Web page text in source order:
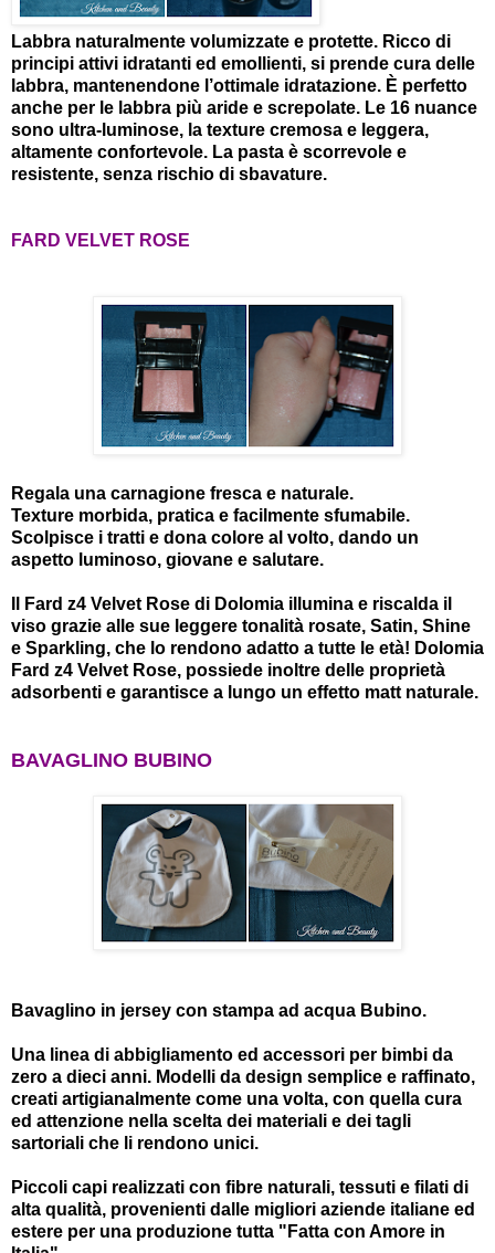
Labbra naturalmente volumizzate e protette. Ricco di
principi attivi idratanti ed emollienti, si prende cura delle
labbra, mantenendone l’ottimale idratazione. È perfetto
anche per le labbra più aride e screpolate. Le 16 nuance
sono ultra-luminose, la texture cremosa e leggera,
altamente confortevole. La pasta è scorrevole e
resistente, senza rischio di sbavature.
FARD VELVET ROSE
Regala una carnagione fresca e naturale.
Texture morbida, pratica e facilmente sfumabile.
Scolpisce i tratti e dona colore al volto, dando un
aspetto luminoso, giovane e salutare.
Il Fard z4 Velvet Rose di Dolomia illumina e riscalda il
viso grazie alle sue leggere tonalità rosate, Satin, Shine
e Sparkling, che lo rendono adatto a tutte le età! Dolomia
Fard z4 Velvet Rose, possiede inoltre delle proprietà
adsorbenti e garantisce a lungo un effetto matt naturale.
BAVAGLINO BUBINO
Bavaglino in jersey con stampa ad acqua Bubino.
Una linea di abbigliamento ed accessori per bimbi da
zero a dieci anni. Modelli da design semplice e raffinato,
creati artigianalmente come una volta, con quella cura
ed attenzione nella scelta dei materiali e dei tagli
sartoriali che li rendono unici.
Piccoli capi realizzati con fibre naturali, tessuti e filati di
alta qualità, provenienti dalle migliori aziende italiane ed
estere per una produzione tutta "Fatta con Amore in